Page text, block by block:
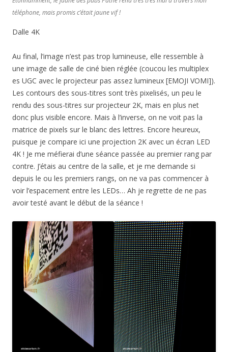
téléphone, mais promis c’était jaune vif !
Dalle 4K
Au final, l’image n’est pas trop lumineuse, elle ressemble à
une image de salle de ciné bien réglée (coucou les multiplex
es UGC avec le projecteur pas assez lumineux [EMOJI VOMI]).
Les contours des sous-titres sont très pixelisés, un peu le
rendu des sous-titres sur projecteur 2K, mais en plus net
donc plus visible encore. Mais à l’inverse, on ne voit pas la
matrice de pixels sur le blanc des lettres. Encore heureux,
puisque je compare ici une projection 2K avec un écran LED
4K ! Je me méfierai d’une séance passée au premier rang par
contre. J’étais au centre de la salle, et je me demande si
depuis le ou les premiers rangs, on ne va pas commencer à
voir l’espacement entre les LEDs… Ah je regrette de ne pas
avoir testé avant le début de la séance !